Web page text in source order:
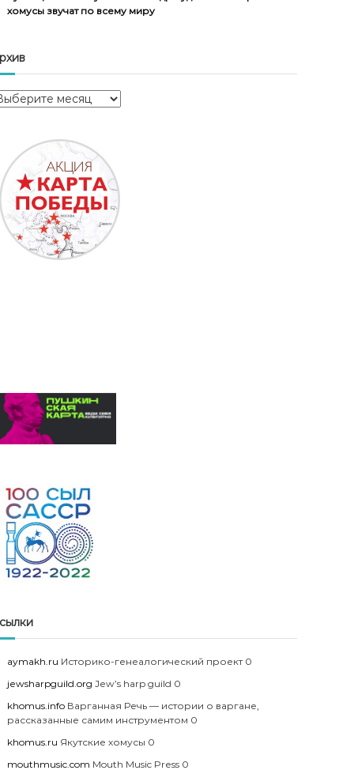
хомусы звучат по всему миру
aymakh.ru Историко-генеалогический проект 0
jewsharpguild.org Jew’s harp guild 0
khomus.info Варганная Речь — истории о варгане,
рассказанные самим инструментом 0
khomus.ru Якутские хомусы 0
mouthmusic.com Mouth Music Press 0